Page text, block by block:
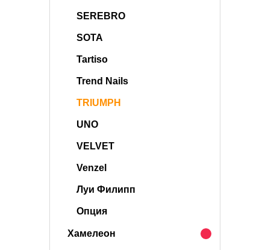
SEREBRO
SOTA
Tartiso
Trend Nails
TRIUMPH
UNO
VELVET
Venzel
Луи Филипп
Опция
Хамелеон